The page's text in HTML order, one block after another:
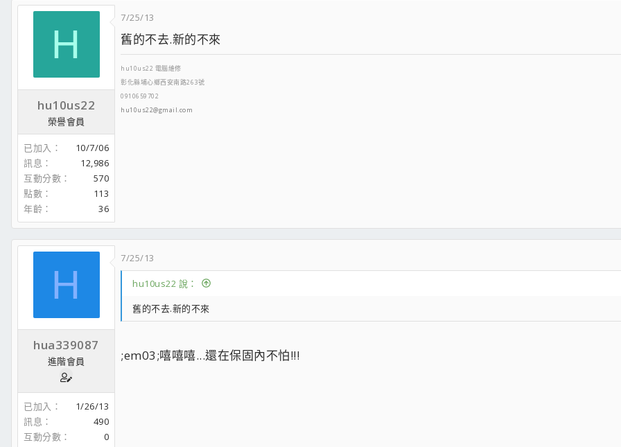
RAM:DDR2 800 1GX4
VGA:MSI GT430 1GD3
POWER:500W
H
hu10us22
榮譽會員
已加入
10/7/06
訊息
12,986
互動分數
570
點數
113
年齡
36
7/25/13
舊的不去.新的不來
hu10us22 電腦維修
彰化縣埔心鄉西安南路263號
0910659702
hu10us22@gmail.com
H
hua339087
進階會員
已加入
1/26/13
訊息
490
互動分數
0
7/25/13
hu10us22 說：
舊的不去.新的不來
;em03;嘻嘻嘻...還在保固內不怕!!!